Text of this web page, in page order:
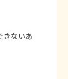
きないあ